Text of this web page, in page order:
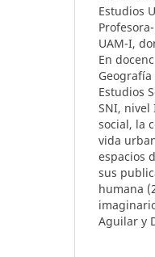
Estudios
UAM-I,
En
Estudios
SNI, nivel
social, la
vida
espacios
sus
humana
Aguilar y